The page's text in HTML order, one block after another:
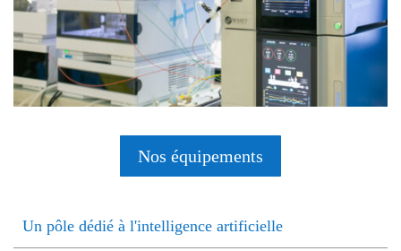
Nos équipements
Un pôle dédié à l'intelligence artificielle